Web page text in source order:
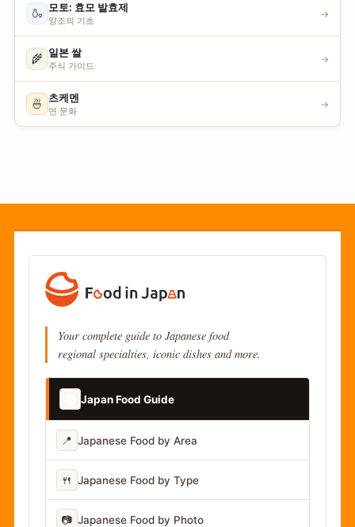
🍶 모토: 효모 발효제
양조의 기초
→
🌾 일본 쌀
주식 가이드
→
🍜 츠케멘
면 문화
→
Your complete guide to Japanese food
regional specialties, iconic dishes and more.
Japan Food Guide
📍 Japanese Food by Area
🍴 Japanese Food by Type
📷 Japanese Food by Photo